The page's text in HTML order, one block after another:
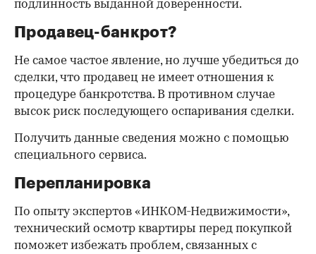
подлинность выданной доверенности.
Продавец-банкрот?
Не самое частое явление, но лучше убедиться до
сделки, что продавец не имеет отношения к
процедуре банкротства. В противном случае
высок риск последующего оспаривания сделки.
Получить данные сведения можно с помощью
специального сервиса.
Перепланировка
По опыту экспертов «ИНКОМ-Недвижимости»,
технический осмотр квартиры перед покупкой
поможет избежать проблем, связанных с